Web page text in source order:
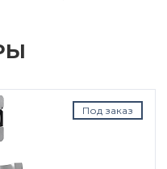
Под заказ